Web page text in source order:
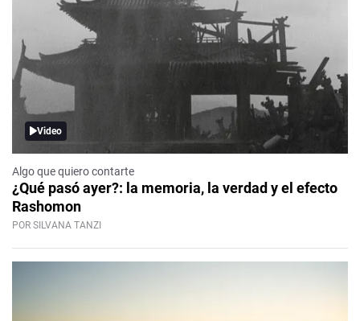
Video
Algo que quiero contarte
¿Qué pasó ayer?: la memoria, la verdad y el efecto
Rashomon
POR SILVANA TANZI